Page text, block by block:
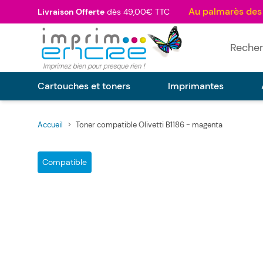
Livraison Offerte dès 49,00€ TTC
Cartouches et toners Imprimantes
Accueil > Toner compatible Olivetti B1186 - magenta
Compatible
Main image
Click to view image in fullscreen